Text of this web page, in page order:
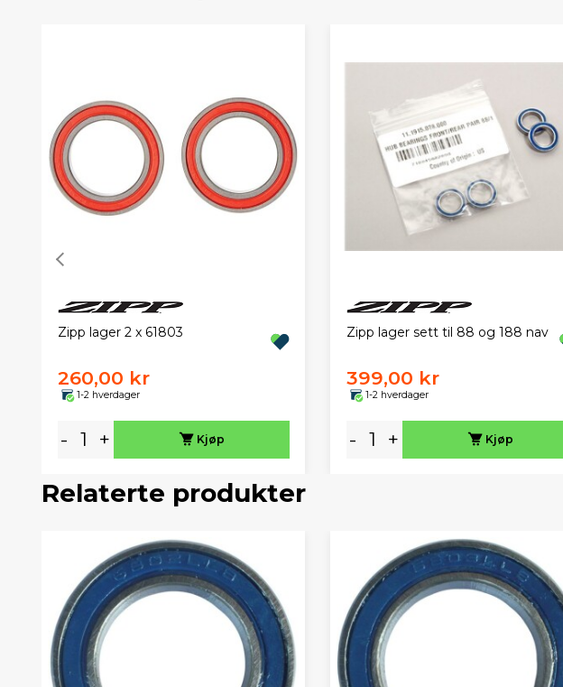
Zipp lager 2 x 61803
260,00 kr
1-2 hverdager
- + Kjøp
Zipp lager sett til 88 og 188 nav
399,00 kr
1-2 hverdager
- + Kjøp
Relaterte produkter